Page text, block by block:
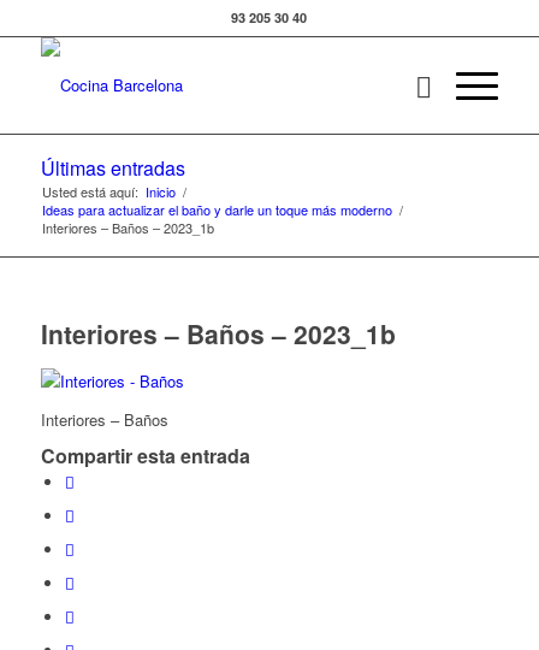
93 205 30 40
Últimas entradas
Usted está aquí: Inicio /
Ideas para actualizar el baño y darle un toque más moderno /
Interiores – Baños – 2023_1b
Interiores – Baños – 2023_1b
Interiores – Baños
Compartir esta entrada